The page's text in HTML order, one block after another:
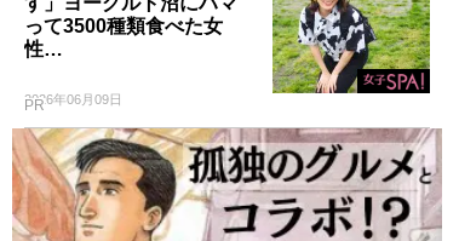
って3500種類食べた女
性…
2026年06月09日
PR